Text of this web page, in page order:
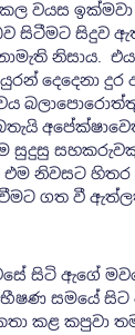
කල වයස
සිටීමට සිදුව
නිසාය.
දෙදෙනා
සහකරුවකු
නිවසට හිතර
ගත වී
සිටි ඇගේ
සමයේ සිට
කළ කපුවා